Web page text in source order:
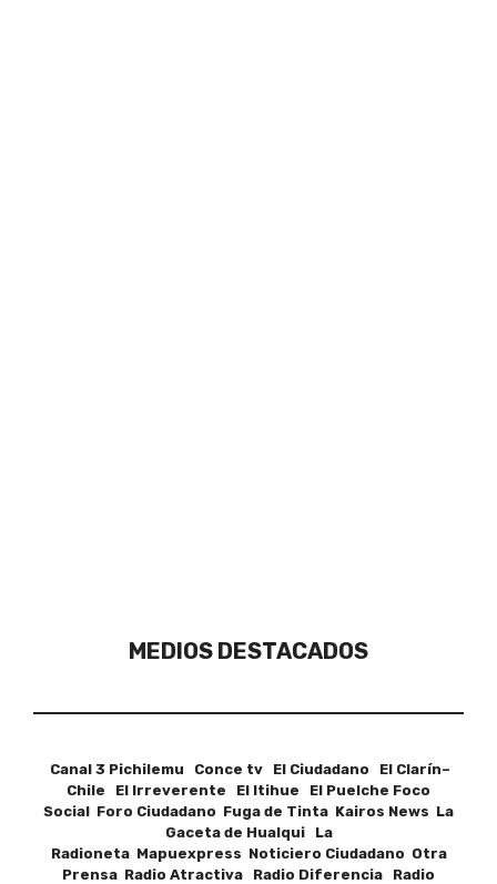
MEDIOS DESTACADOS
Canal 3 Pichilemu Conce tv El Ciudadano El Clarín–
Chile El Irreverente El Itihue El Puelche Foco
Social Foro Ciudadano Fuga de Tinta Kairos News La
Gaceta de Hualqui La
Radioneta Mapuexpress Noticiero Ciudadano Otra
Prensa Radio Atractiva Radio Diferencia Radio